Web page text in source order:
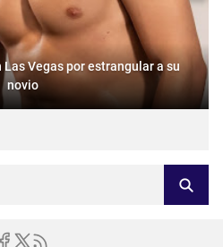
Las Vegas por estrangular a su
novio